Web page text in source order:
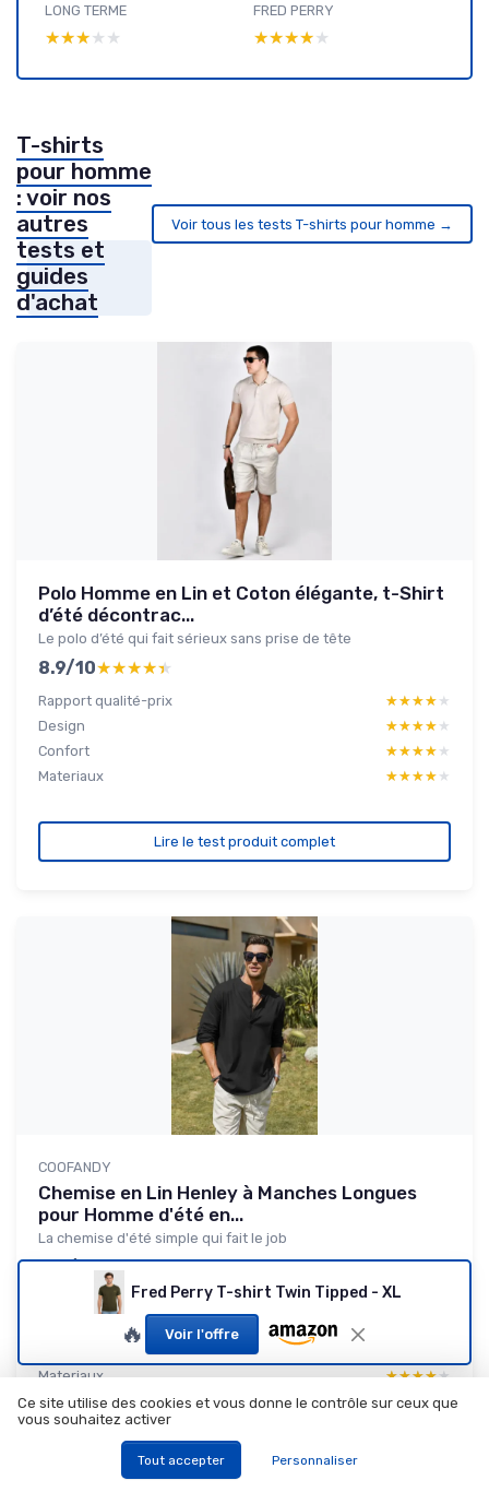
LONG TERME
★★★★★
★★★★★
FRED PERRY
★★★★★
★★★★★
T-shirts
pour homme
: voir nos
autres
tests et
guides
d'achat
Voir tous les tests T-shirts pour homme →
Polo Homme en Lin et Coton élégante, t-Shirt
d’été décontrac...
Le polo d’été qui fait sérieux sans prise de tête
8.9/10★★★★★
★★★★★
Rapport qualité-prix ★★★★★
★★★★★
Design
★★★★★
★★★★★
Confort
★★★★★
★★★★★
Materiaux
★★★★★
★★★★★
Lire le test produit complet
COOFANDY
Chemise en Lin Henley à Manches Longues
pour Homme d'été en...
La chemise d'été simple qui fait le job
8.2/10★★★★★
★★★★★
Rapport qualité-prix ★★★★★
★★★★★
Materiaux
★★★★★
★★★★★
Lire le test produit complet
Fred Perry T-shirt Twin Tipped - XL
🔥 Voir l'offre
Ce site utilise des cookies et vous donne le contrôle sur ceux que
vous souhaitez activer
Tout accepter Personnaliser